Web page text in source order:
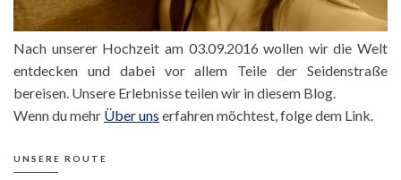
Nach unserer Hochzeit am 03.09.2016 wollen wir die Welt
entdecken und dabei vor allem Teile der Seidenstraße
bereisen. Unsere Erlebnisse teilen wir in diesem Blog.
Wenn du mehr Über uns erfahren möchtest, folge dem Link.
UNSERE ROUTE